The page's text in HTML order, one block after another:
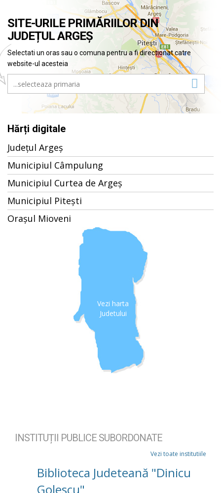
SITE-URILE PRIMĂRIILOR DIN
JUDEȚUL ARGEȘ
Selectati un oras sau o comuna pentru a fi directionat catre
website-ul acesteia
Hărți digitale
Județul Argeș
Municipiul Câmpulung
Municipiul Curtea de Argeș
Municipiul Pitești
Orașul Mioveni
Vezi harta
Judetului
INSTITUȚII PUBLICE SUBORDONATE
Vezi toate institutiile
Biblioteca Judeteană "Dinicu
Golescu"